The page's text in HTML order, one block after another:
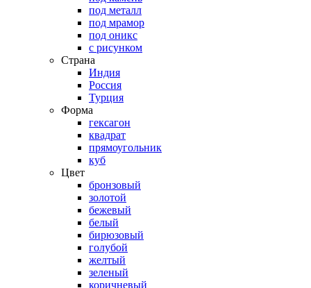
под металл
под мрамор
под оникс
с рисунком
Страна
Индия
Россия
Турция
Форма
гексагон
квадрат
прямоугольник
куб
Цвет
бронзовый
золотой
бежевый
белый
бирюзовый
голубой
желтый
зеленый
коричневый